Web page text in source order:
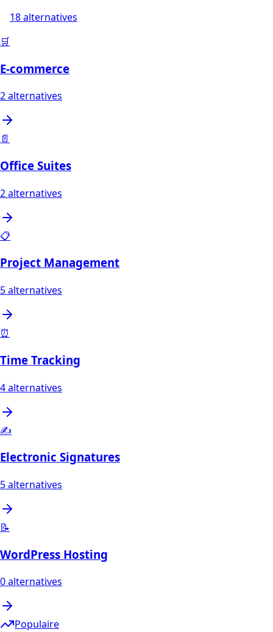
18alternatives
🛒
E-commerce
2alternatives
📄
Office Suites
2alternatives
📋
Project Management
5alternatives
⏰
Time Tracking
4alternatives
✍️
Electronic Signatures
5alternatives
📝
WordPress Hosting
0alternatives
Populaire